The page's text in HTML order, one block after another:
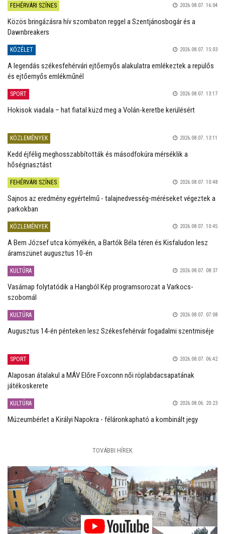
FEHÉRVÁRI SZÍNES 2026.08.07. 16:04
Közös bringázásra hív szombaton reggel a Szentjánosbogár és a
Dawnbreakers
KÖZÉLET 2026.08.07. 15:03
A legendás székesfehérvári ejtőernyős alakulatra emlékeztek a repülős
és ejtőernyős emlékműnél
SPORT 2026.08.07. 13:17
Hokisok viadala – hat fiatal küzd meg a Volán-keretbe kerülésért
KÖZLEMÉNYEK 2026.08.07. 13:11
Kedd éjfélig meghosszabbították és másodfokúra mérséklik a
hőségriasztást
FEHÉRVÁRI SZÍNES 2026.08.07. 10:48
Sajnos az eredmény egyértelmű - talajnedvesség-méréseket végeztek a
parkokban
KÖZLEMÉNYEK 2026.08.07. 10:45
A Bem József utca környékén, a Bartók Béla téren és Kisfaludon lesz
áramszünet augusztus 10-én
KULTÚRA 2026.08.07. 08:37
Vasárnap folytatódik a Hangból Kép programsorozat a Varkocs-
szobornál
KULTÚRA 2026.08.07. 07:08
Augusztus 14-én pénteken lesz Székesfehérvár fogadalmi szentmiséje
SPORT 2026.08.07. 06:42
Alaposan átalakul a MÁV Előre Foxconn női röplabdacsapatának
játékoskerete
KULTÚRA 2026.08.06. 20:23
Múzeumbérlet a Királyi Napokra - féláronkapható a kombinált jegy
TOVÁBBI HÍREK